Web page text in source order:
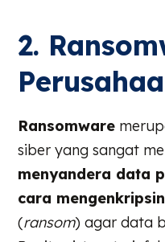
2.
Ransomware
siber yang sangat
menyandera data
cara
(ransom) agar data